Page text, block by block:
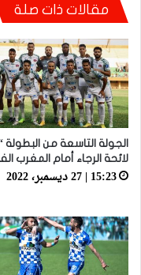
مقالات ذات صلة
الجولة التاسعة من البطولة
لائحة الرجاء أمام المغرب
15:23 | 27 ديسمبر، 2022